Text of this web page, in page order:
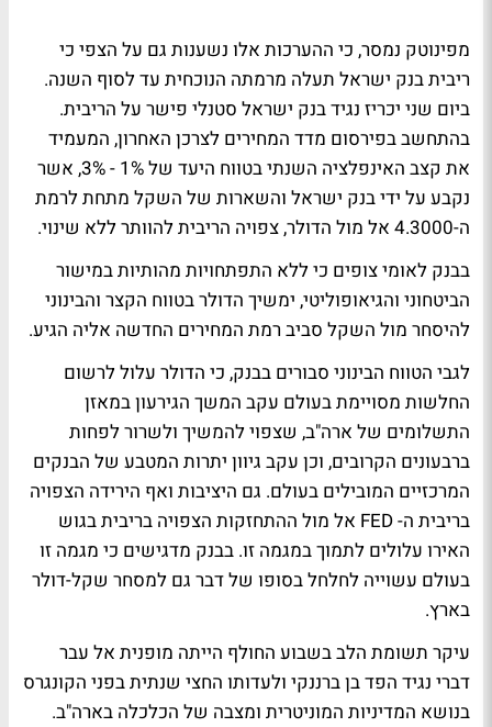
מפינוטק נמסר, כי ההערכות אלו נשענות גם על הצפי כי
ריבית בנק ישראל תעלה מרמתה הנוכחית עד לסוף השנה.
ביום שני יכריז נגיד בנק ישראל סטנלי פישר על הריבית.
בהתחשב בפירסום מדד המחירים לצרכן האחרון, המעמיד
את קצב האינפלציה השנתי בטווח היעד של 1% - 3%, אשר
נקבע על ידי בנק ישראל והשארות של השקל מתחת לרמת
ה-4.3000 אל מול הדולר, צפויה הריבית להוותר ללא שינוי.
בבנק לאומי צופים כי ללא התפתחויות מהותיות במישור
הביטחוני והגיאופוליטי, ימשיך הדולר בטווח הקצר והבינוני
להיסחר מול השקל סביב רמת המחירים החדשה אליה הגיע.
לגבי הטווח הבינוני סבורים בבנק, כי הדולר עלול לרשום
החלשות מסויימת בעולם עקב המשך הגירעון במאזן
התשלומים של ארה"ב, שצפוי להמשיך ולשרור לפחות
ברבעונים הקרובים, וכן עקב גיוון יתרות המטבע של הבנקים
המרכזיים המובילים בעולם. גם היציבות ואף הירידה הצפויה
בריבית ה- FED אל מול ההתחזקות הצפויה בריבית בגוש
האירו עלולים לתמוך במגמה זו. בבנק מדגישים כי מגמה זו
בעולם עשוייה לחלחל בסופו של דבר גם למסחר שקל-דולר
בארץ.
עיקר תשומת הלב בשבוע החולף הייתה מופנית אל עבר
דברי נגיד הפד בן ברננקי ולעדותו החצי שנתית בפני הקונגרס
בנושא המדיניות המוניטרית ומצבה של הכלכלה בארה"ב.